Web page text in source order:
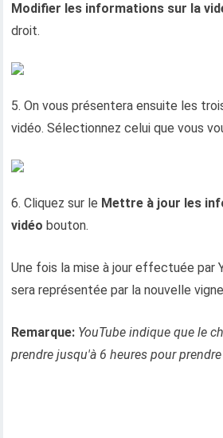
Modifier les informations sur la
droit.
5. On vous présentera ensuite les
vidéo. Sélectionnez celui que vous
6. Cliquez sur le Mettre à jour les
vidéo bouton.
Une fois la mise à jour effectuée par
sera représentée par la nouvelle
Remarque: YouTube indique que le
prendre jusqu'à 6 heures pour